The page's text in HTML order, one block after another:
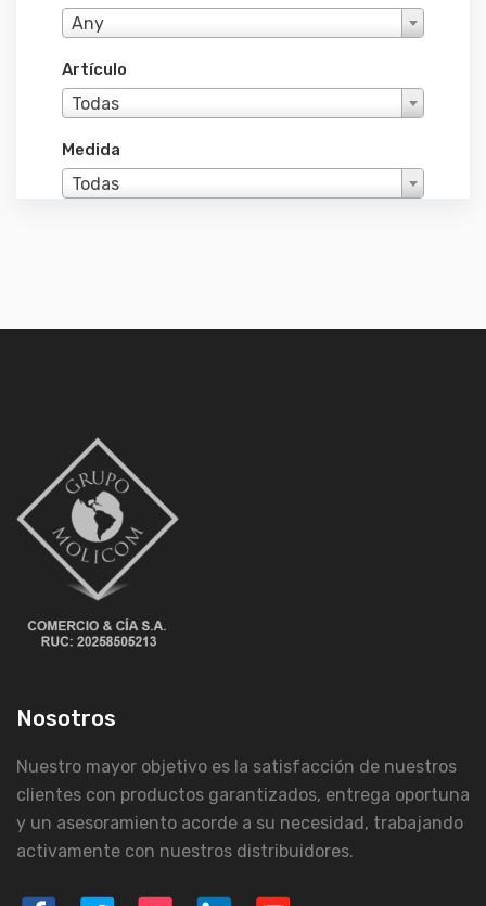
Any
Artículo
Todas
Medida
Todas
Nosotros
Nuestro mayor objetivo es la satisfacción de nuestros
clientes con productos garantizados, entrega oportuna
y un asesoramiento acorde a su necesidad, trabajando
activamente con nuestros distribuidores.